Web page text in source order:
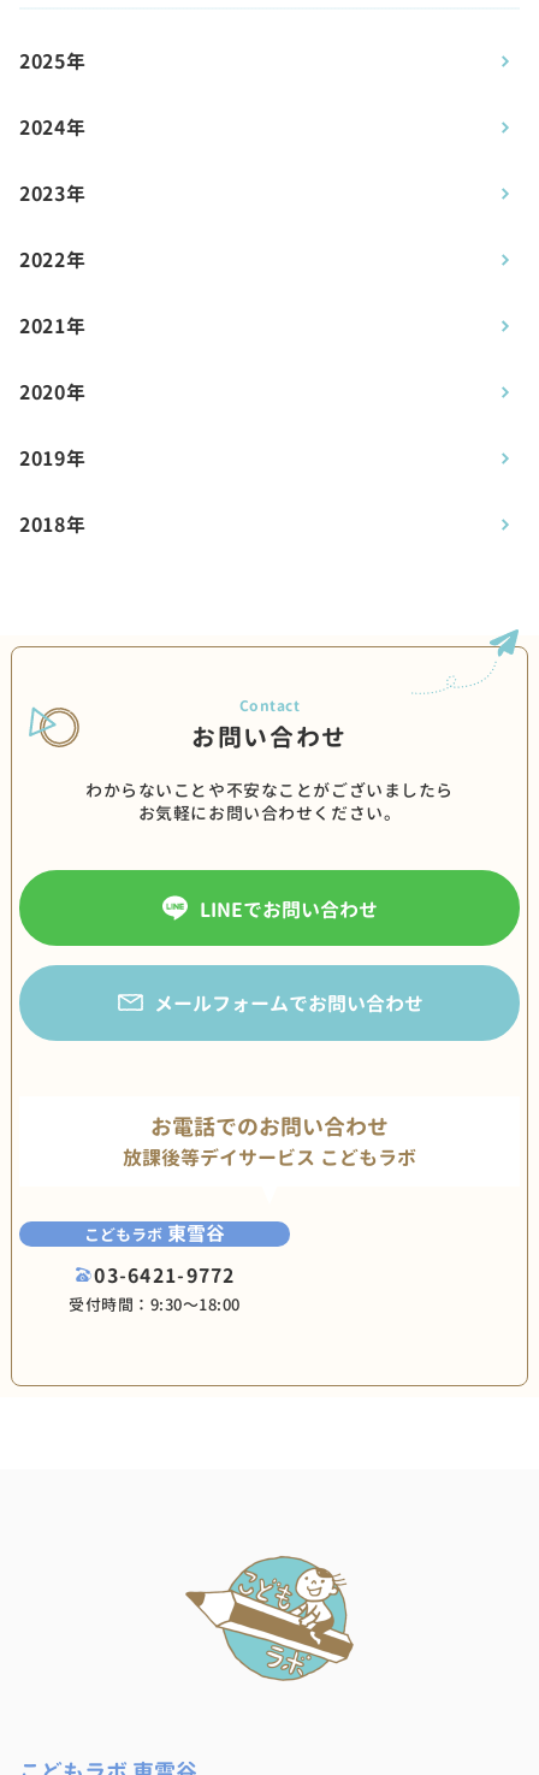
2025年
2024年
2023年
2022年
2021年
2020年
2019年
2018年
お問い合わせ
わからないことや不安なことがございましたら
お気軽にお問い合わせください。
LINEでお問い合わせ
メールフォームでお問い合わせ
お電話でのお問い合わせ
放課後等デイサービス こどもラボ
こどもラボ 東雪谷
03-6421-9772
受付時間：9:30〜18:00